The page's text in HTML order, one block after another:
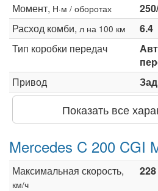
Момент, Н·м / оборотах
Расход комби, л на 100 км
6.4
Тип коробки передач
Привод
Показать все
Mercedes C 200 CGI
Максимальная скорость,
км/ч
228